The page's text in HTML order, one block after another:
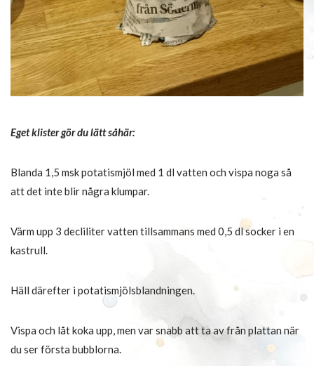
Eget klister gör du lätt såhär:
Blanda 1,5 msk potatismjöl med 1 dl vatten och vispa noga så
att det inte blir några klumpar.
Värm upp 3 decliliter vatten tillsammans med 0,5 dl socker i en
kastrull.
Häll därefter i potatismjölsblandningen.
Vispa och låt koka upp, men var snabb att ta av från plattan när
du ser första bubblorna.